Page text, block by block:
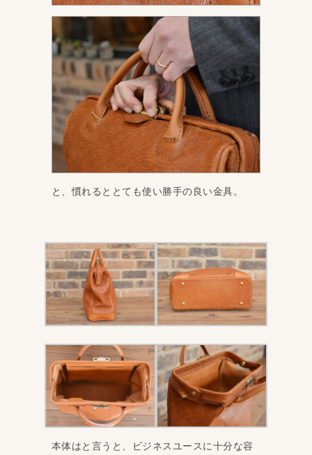
と、慣れるととても使い勝手の良い金具。
本体はと言うと、ビジネスユースに十分な容